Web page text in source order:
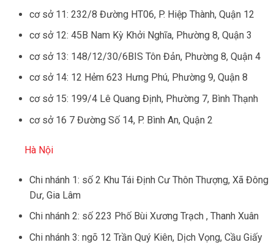
cơ sở 11: 232/8 Đường HT06, P. Hiệp Thành, Quận 12
cơ sở 12: 45B Nam Kỳ Khởi Nghĩa, Phường 8, Quận 3
cơ sở 13: 148/12/30/6BIS Tôn Đản, Phường 8, Quận 4
cơ sở 14: 12 Hẻm 623 Hưng Phú, Phường 9, Quận 8
cơ sở 15: 199/4 Lê Quang Định, Phường 7, Bình Thạnh
cơ sở 16 7 Đường Số 14, P. Bình An, Quận 2
Hà Nội
Chi nhánh 1: số 2 Khu Tái Định Cư Thôn Thượng, Xã Đông
Dư, Gia Lâm
Chi nhánh 2: số 223 Phố Bùi Xương Trạch , Thanh Xuân
Chi nhánh 3: ngõ 12 Trần Quý Kiên, Dịch Vọng, Cầu Giấy